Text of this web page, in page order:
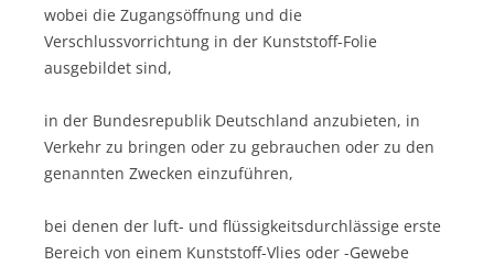
wobei die Zugangsöffnung und die
Verschlussvorrichtung in der Kunststoff-Folie
ausgebildet sind,
in der Bundesrepublik Deutschland anzubieten, in
Verkehr zu bringen oder zu gebrauchen oder zu den
genannten Zwecken einzuführen,
bei denen der luft- und flüssigkeitsdurchlässige erste
Bereich von einem Kunststoff-Vlies oder -Gewebe